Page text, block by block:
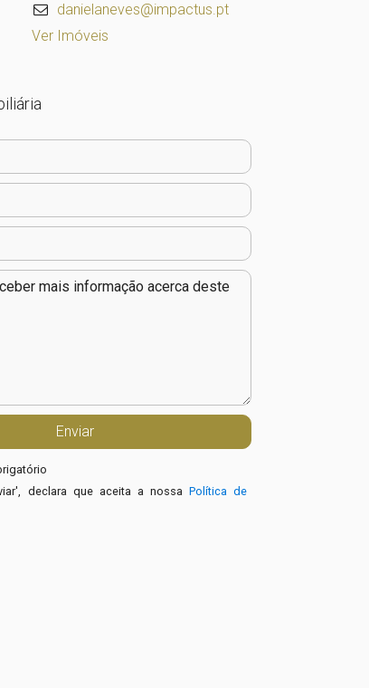
danielaneves@impactus.pt
Ver Imóveis
declara que aceita a nossaPolítica de